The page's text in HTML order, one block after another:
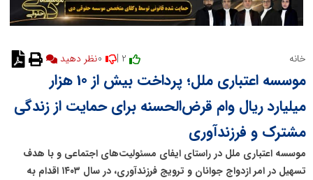
خانه نظر دهید
موسسه اعتباری ملل؛ پرداخت بیش از 10 هزار
میلیارد ریال وام قرض‌الحسنه برای حمایت از زندگی
مشترک و فرزندآوری
موسسه اعتباری ملل در راستای ایفای مسئولیت‌های اجتماعی و با هدف
تسهیل در امر ازدواج جوانان و ترویج فرزندآوری، در سال ۱۴۰۳ اقدام به